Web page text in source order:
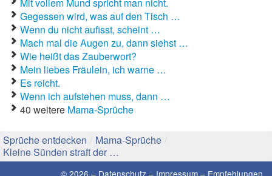
Konfirmationssprüche
Lateinische Sprüche
Liebeskummer Sprüche
Lustige Sprüche
Mama-Sprüche
Schöne Sprüche
Gegessen wird, was auf den Tisch …
Wenn du nicht aufisst, scheint …
Mach mal die Augen zu, dann siehst …
Wie heißt das Zauberwort?
Mein liebes Fräulein, ich warne …
Es reicht.
Wenn ich aufstehen muss, dann …
40 weitere Mama-Sprüche
Sprüche entdecken / Mama-Sprüche /
Kleine Sünden straft der …
© 2026 – Datenschutz – Impressum – Empfehlungen